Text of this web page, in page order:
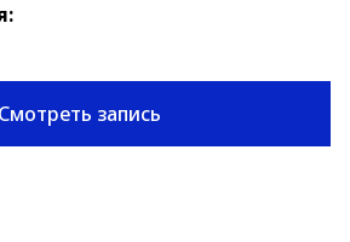
Смотреть запись